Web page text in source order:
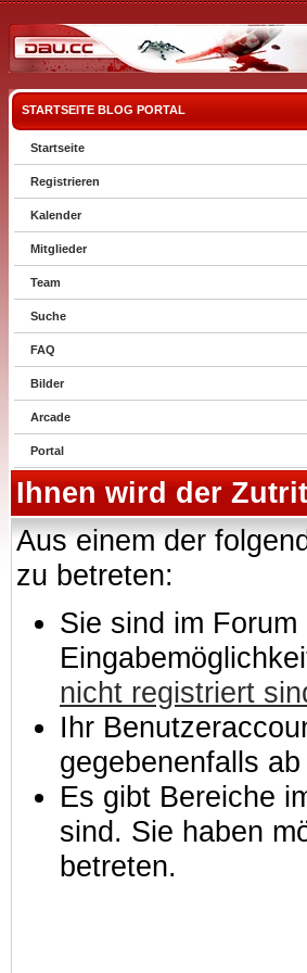
STARTSEITE BLOG PORTAL
Startseite
Registrieren
Kalender
Mitglieder
Team
Suche
FAQ
Bilder
Arcade
Portal
Ihnen wird der
Aus einem der
zu betreten:
Sie sind im
nicht registriert
Ihr
gegebenenfalls
Es gibt Bereiche
sind. Sie haben
betreten.